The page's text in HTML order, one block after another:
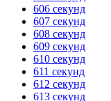
606 секунд
607 секунд
608 секунд
609 секунд
610 секунд
611 секунд
612 секунд
613 секунд